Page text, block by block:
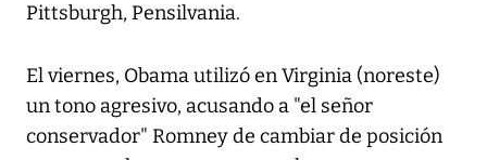
Pittsburgh, Pensilvania.
El viernes, Obama utilizó en Virginia (noreste)
un tono agresivo, acusando a "el señor
conservador" Romney de cambiar de posición